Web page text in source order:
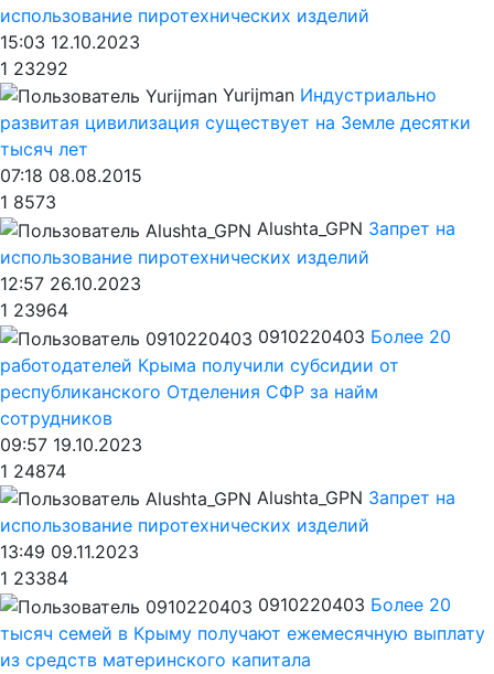
использование пиротехнических изделий
15:03 12.10.2023
1 23292
Yurijman Индустриально
развитая цивилизация существует на Земле десятки
тысяч лет
07:18 08.08.2015
1 8573
Alushta_GPN Запрет на
использование пиротехнических изделий
12:57 26.10.2023
1 23964
0910220403 Более 20
работодателей Крыма получили субсидии от
республиканского Отделения СФР за найм
сотрудников
09:57 19.10.2023
1 24874
Alushta_GPN Запрет на
использование пиротехнических изделий
13:49 09.11.2023
1 23384
0910220403 Более 20
тысяч семей в Крыму получают ежемесячную выплату
из средств материнского капитала